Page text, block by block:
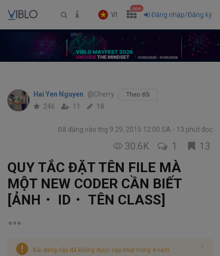
VI
new
Đăng nhập/Đăng ký
Hai Yen Nguyen @Cherry Theo dõi
246 11 18
Đã đăng vào thg 9 29, 2015 12:00 SA 13 phút đọc
30.6K 1 13
QUY TẮC ĐẶT TÊN FILE MÀ
MỘT NEW CODER CẦN BIẾT
[ẢNH・ ID・ TÊN CLASS]
Bài đăng này đã không được cập nhật trong 4 năm